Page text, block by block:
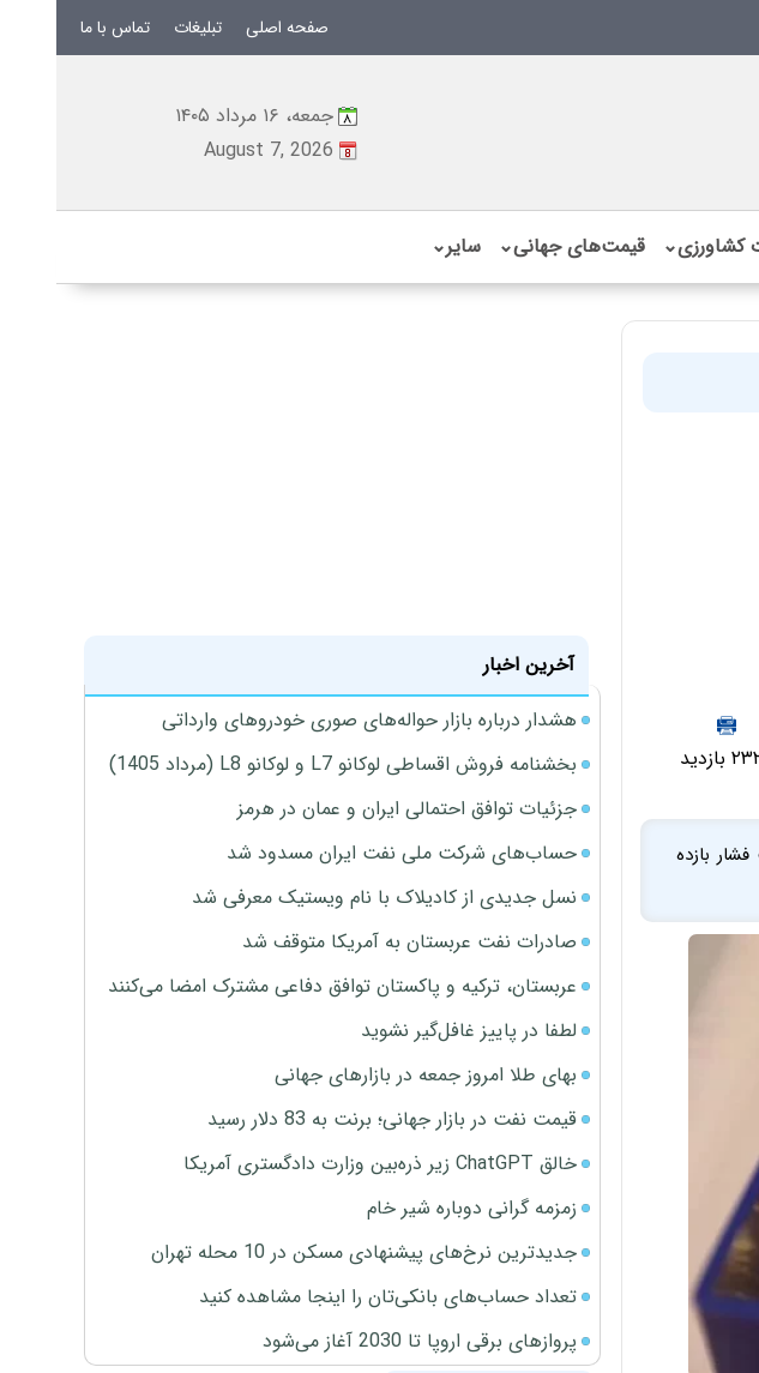
صفحه اصلی تبلیغات تماس با ما
جمعه، ۱۶ مرداد ۱۴۰۵
August 7, 2026
کشاورزی⌄ قیمت‌های جهانی⌄ سایر⌄
بازده
آخرین اخبار
هشدار درباره بازار حواله‌های صوری خودروهای وارداتی
بخشنامه فروش اقساطی لوکانو L7 و لوکانو L8 (مرداد 1405)
جزئیات توافق احتمالی ایران و عمان در هرمز
حساب‌های شرکت ملی نفت ایران مسدود شد
نسل جدیدی از کادیلاک با نام ویستیک معرفی شد
صادرات نفت عربستان به آمریکا متوقف شد
عربستان، ترکیه و پاکستان توافق دفاعی مشترک امضا می‌کنند
لطفا در پاییز غافل‌گیر نشوید
بهای طلا امروز جمعه در بازارهای جهانی
قیمت نفت در بازار جهانی؛ برنت به 83 دلار رسید
خالق ChatGPT زیر ذره‌بین وزارت دادگستری آمریکا
زمزمه گرانی دوباره شیر خام
جدیدترین نرخ‌های پیشنهادی مسکن در 10 محله تهران
تعداد حساب‌های بانکی‌تان را اینجا مشاهده کنید
پروازهای برقی اروپا تا 2030 آغاز می‌شود